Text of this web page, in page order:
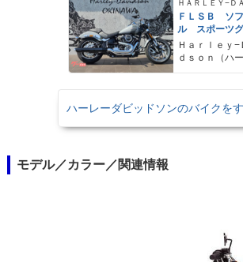
ＦＬＳＢ ソ
ル スポーツグ
Ｈａｒｌｅｙ−
ｄｓｏｎ（ハ
ハーレーダビッドソンのバイクを
モデル／カラー／関連情報